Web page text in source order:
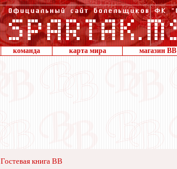
команда карта мира магазин ВВ
Гостевая книга ВВ